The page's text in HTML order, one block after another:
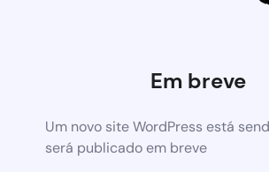
Em breve
Um novo site WordPress está
será publicado em breve